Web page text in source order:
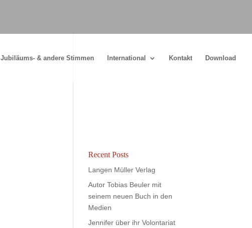
Jubiläums- & andere Stimmen International Kontakt Download
Recent Posts
Langen Müller Verlag
Autor Tobias Beuler mit
seinem neuen Buch in den
Medien
Jennifer über ihr Volontariat